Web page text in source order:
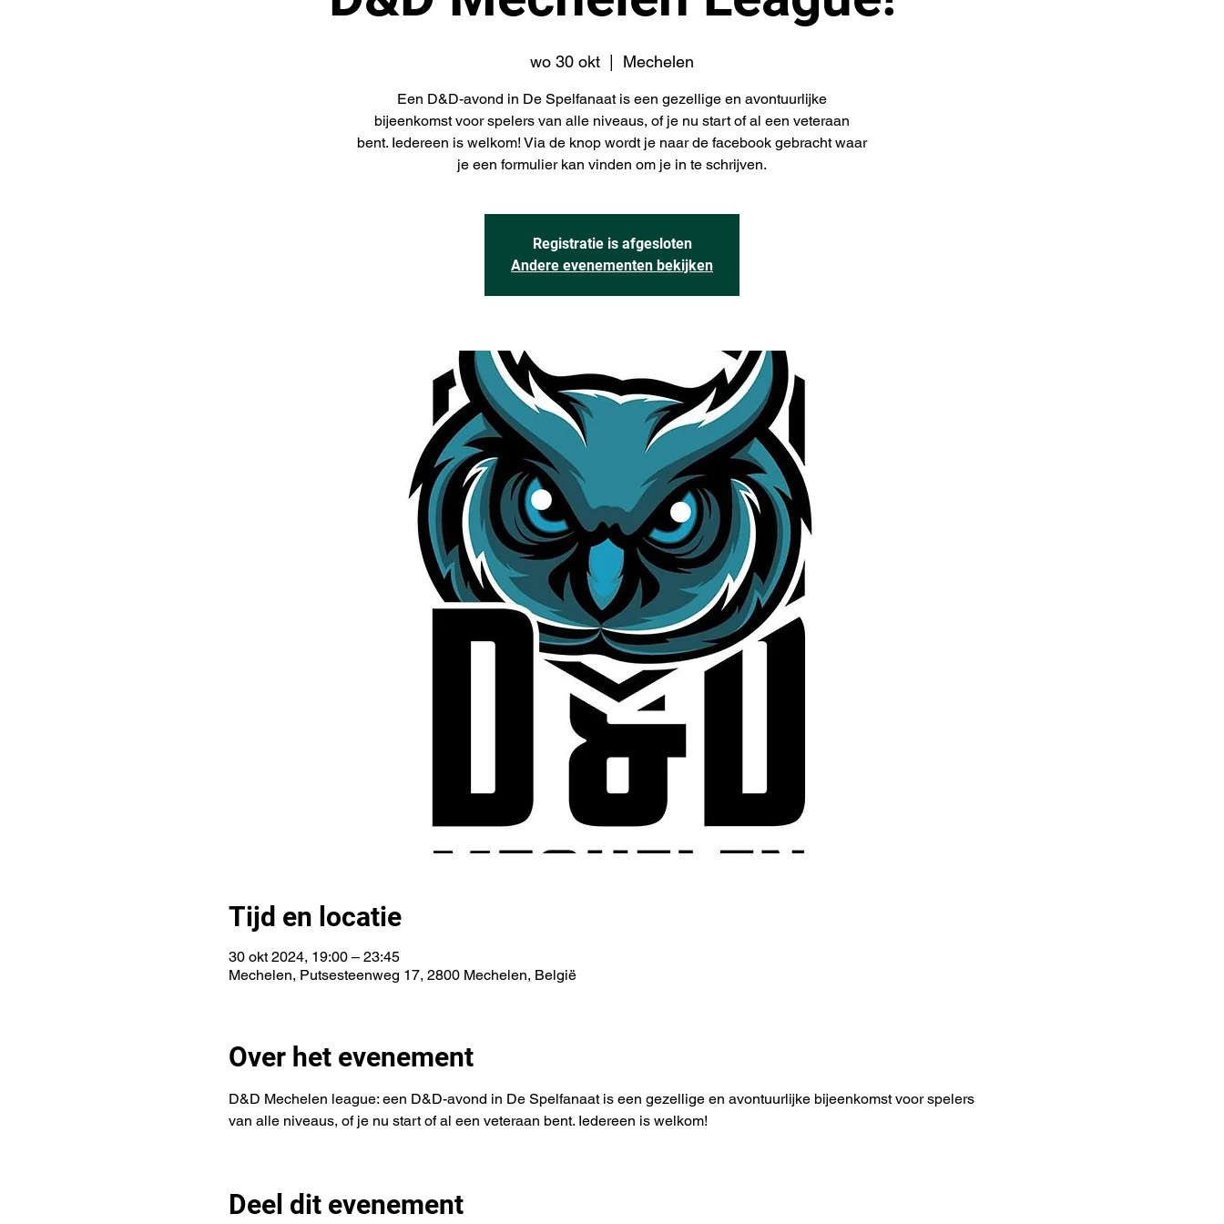
wo 30 okt
  |
Mechelen
Een D&D-avond in De Spelfanaat is een gezellige en avontuurlijke
bijeenkomst voor spelers van alle niveaus, of je nu start of al een veteraan
bent. Iedereen is welkom! Via de knop wordt je naar de facebook gebracht waar
je een formulier kan vinden om je in te schrijven.
Registratie is afgesloten
Andere evenementen bekijken
Tijd en locatie
30 okt 2024, 19:00 – 23:45
Mechelen, Putsesteenweg 17, 2800 Mechelen, België
Over het evenement
D&D Mechelen league: een D&D-avond in De Spelfanaat is een gezellige en avontuurlijke bijeenkomst voor spelers
van alle niveaus, of je nu start of al een veteraan bent. Iedereen is welkom!
Deel dit evenement